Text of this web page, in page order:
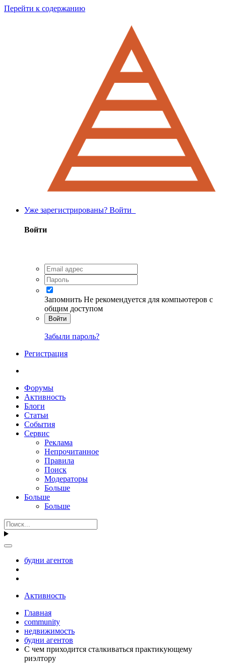
Перейти к содержанию
Уже зарегистрированы? Войти
Войти
Запомнить Не рекомендуется для компьютеров с
общим доступом
Войти
Забыли пароль?
Регистрация
Форумы
Активность
Блоги
Статьи
События
Сервис
Реклама
Непрочитанное
Правила
Поиск
Модераторы
Больше
Больше
Больше
будни агентов
Активность
Главная
community
недвижимость
будни агентов
С чем приходится сталкиваться практикующему
риэлтору